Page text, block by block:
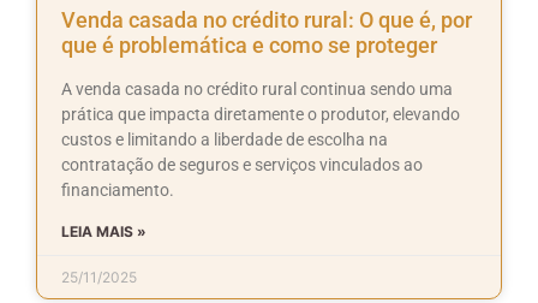
Venda casada no crédito rural: O que é, por
que é problemática e como se proteger
A venda casada no crédito rural continua sendo uma
prática que impacta diretamente o produtor, elevando
custos e limitando a liberdade de escolha na
contratação de seguros e serviços vinculados ao
financiamento.
LEIA MAIS »
25/11/2025